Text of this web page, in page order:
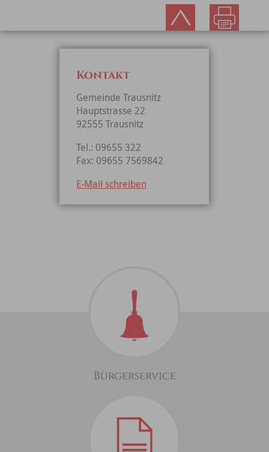
Kontakt
Gemeinde Trausnitz
Hauptstrasse 22
92555 Trausnitz
Tel.: 09655 322
Fax: 09655 7569842
E-Mail schreiben
Bürgerservice